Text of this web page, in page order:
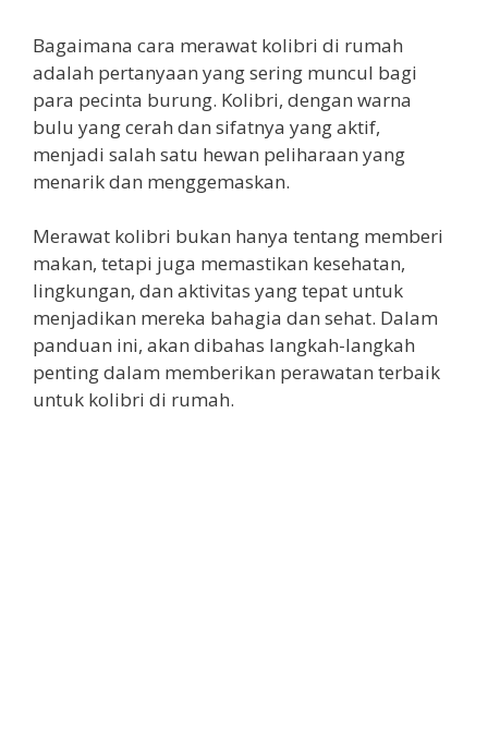
Bagaimana cara merawat kolibri di rumah
adalah pertanyaan yang sering muncul bagi
para pecinta burung. Kolibri, dengan warna
bulu yang cerah dan sifatnya yang aktif,
menjadi salah satu hewan peliharaan yang
menarik dan menggemaskan.
Merawat kolibri bukan hanya tentang memberi
makan, tetapi juga memastikan kesehatan,
lingkungan, dan aktivitas yang tepat untuk
menjadikan mereka bahagia dan sehat. Dalam
panduan ini, akan dibahas langkah-langkah
penting dalam memberikan perawatan terbaik
untuk kolibri di rumah.